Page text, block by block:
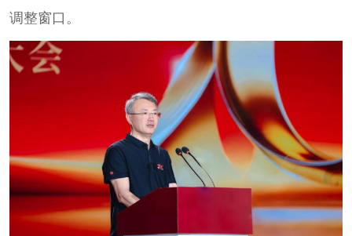
调整窗口。